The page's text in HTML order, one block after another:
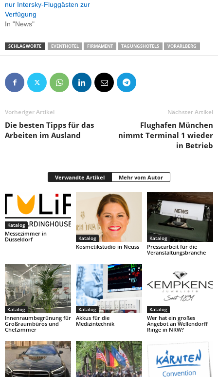
nur Intersky-Fluggästen zur
Verfügung
In "News"
SCHLAGWORTE EVENTHOTEL FIRMAMENT TAGUNGSHOTELS VORARLBERG
Vorheriger Artikel
Die besten Tipps für das
Arbeiten im Ausland
Nächster Artikel
Flughafen München
nimmt Terminal 1 wieder
in Betrieb
Verwandte Artikel Mehr vom Autor
Katalog
Messezimmer in
Düsseldorf
Katalog
Kosmetikstudio in Neuss
Katalog
Pressearbeit für die
Veranstaltungsbranche
Katalog
Innenraumbegrünung für
Großraumbüros und
Chefzimmer
Katalog
Akkus für die
Medizintechnik
Katalog
Wer hat ein großes
Angebot an Wellendorff
Ringe in NRW?